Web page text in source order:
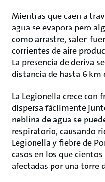
Mientras que caen a
agua se evapora pero
como arrastre, salen
corrientes de aire
La presencia de deriva
distancia de hasta 6 km
La Legionella crece con
dispersa fácilmente
neblina de agua se
respiratorio, causando
Legionella y fiebre de
casos en los que
afectadas por una torre